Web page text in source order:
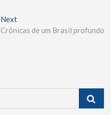
Next
Crônicas de um Brasil profundo